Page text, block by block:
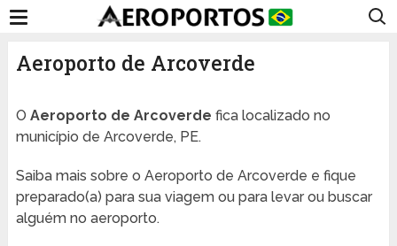
Aeroporto de Arcoverde
O Aeroporto de Arcoverde fica localizado no
município de Arcoverde, PE.
Saiba mais sobre o Aeroporto de Arcoverde e fique
preparado(a) para sua viagem ou para levar ou buscar
alguém no aeroporto.